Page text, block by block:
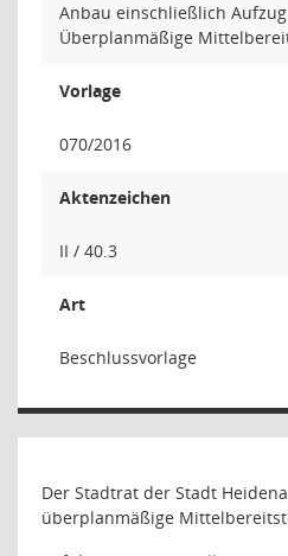
Anbau einschließlich Aufzug
Überplanmäßige
Vorlage
070/2016
Aktenzeichen
II / 40.3
Art
Beschlussvorlage
Der Stadtrat der Stadt
überplanmäßige